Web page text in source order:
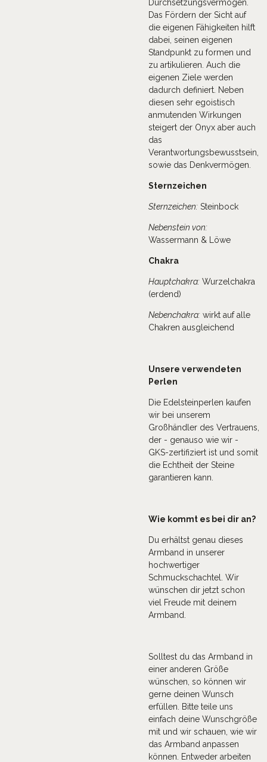
Durchsetzungsvermögen.
Das Fördern der Sicht auf
die eigenen Fähigkeiten hilft
dabei, seinen eigenen
Standpunkt zu formen und
zu artikulieren. Auch die
eigenen Ziele werden
dadurch definiert. Neben
diesen sehr egoistisch
anmutenden Wirkungen
steigert der Onyx aber auch
das
Verantwortungsbewusstsein,
sowie das Denkvermögen.
Sternzeichen
Sternzeichen: Steinbock
Nebenstein von:
Wassermann & Löwe
Chakra
Hauptchakra: Wurzelchakra
(erdend)
Nebenchakra: wirkt auf alle
Chakren ausgleichend
Unsere verwendeten
Perlen
Die Edelsteinperlen kaufen
wir bei unserem
Großhändler des Vertrauens,
der - genauso wie wir -
GKS-zertifiziert ist und somit
die Echtheit der Steine
garantieren kann.
Wie kommt es bei dir an?
Du erhältst genau dieses
Armband in unserer
hochwertiger
Schmuckschachtel. Wir
wünschen dir jetzt schon
viel Freude mit deinem
Armband.
Solltest du das Armband in
einer anderen Größe
wünschen, so können wir
gerne deinen Wunsch
erfüllen. Bitte teile uns
einfach deine Wunschgröße
mit und wir schauen, wie wir
das Armband anpassen
können. Entweder arbeiten